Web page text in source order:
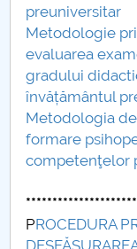
Centrul de
Chestionar
CAR2026
MENIU CANTINA
ARHIVĂ
preuniversitar
Metodologie
evaluarea
gradului
învățământul
Metodologia
formare
competenţelor
PROCEDURA